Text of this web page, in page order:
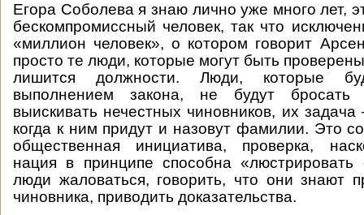
Егора Соболева я знаю лично уже много лет,
бескомпромиссный человек, так что
«миллион человек», о котором говорит
просто те люди, которые могут быть
лишится должности. Люди, которые
выполнением закона, не будут
выискивать нечестных чиновников, их
когда к ним придут и назовут фамилии. Это
общественная инициатива, проверка,
нация в принципе способна
люди жаловаться, говорить, что они знают
чиновника, приводить доказательства.